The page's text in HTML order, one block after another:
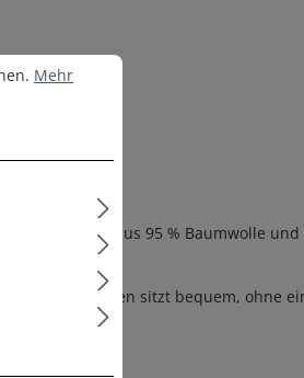
Material aus 95 % Baumwolle
Bündchen sitzt bequem, ohne
beliebt ist.
Mehr Informationen ...
Mehr